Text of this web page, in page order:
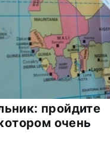
пройдите
очень